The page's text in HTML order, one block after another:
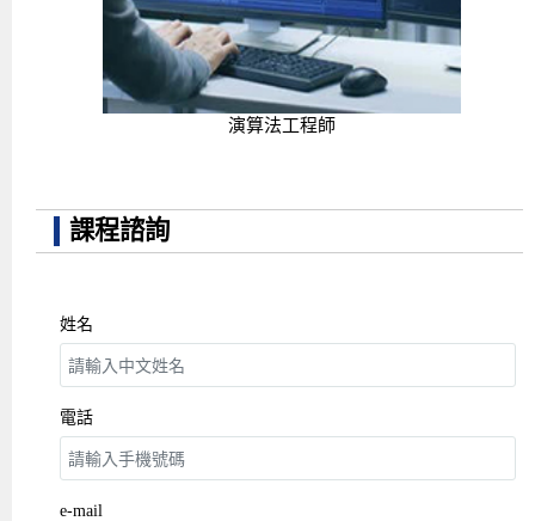
演算法工程師
課程諮詢
姓名
電話
e-mail